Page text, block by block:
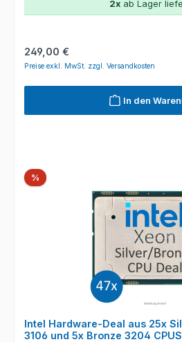
2xab Lager
Regulärer Preis:
249,00 €
Preise exkl. MwSt. zzgl. Versandkosten
In den
%Rabatt
Intel Hardware-Deal aus 25x
3106 und 5x Bronze 3204 CPUS